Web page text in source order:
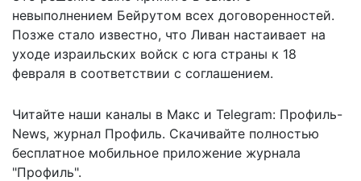
невыполнением Бейрутом всех договоренностей.
Позже стало известно, что Ливан настаивает на
уходе израильских войск с юга страны к 18
февраля в соответствии с соглашением.
Читайте наши каналы в Макс и Telegram: Профиль-
News, журнал Профиль. Скачивайте полностью
бесплатное мобильное приложение журнала
"Профиль".